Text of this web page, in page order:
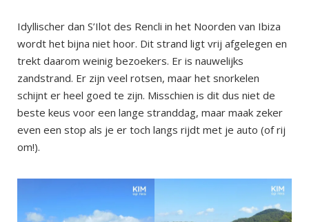
Idyllischer dan S’Ilot des Rencli in het Noorden van Ibiza
wordt het bijna niet hoor. Dit strand ligt vrij afgelegen en
trekt daarom weinig bezoekers. Er is nauwelijks
zandstrand. Er zijn veel rotsen, maar het snorkelen
schijnt er heel goed te zijn. Misschien is dit dus niet de
beste keus voor een lange stranddag, maar maak zeker
even een stop als je er toch langs rijdt met je auto (of rij
om!).